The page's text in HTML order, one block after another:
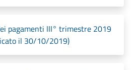
pagamenti III° trimestre 2019
il 30/10/2019)